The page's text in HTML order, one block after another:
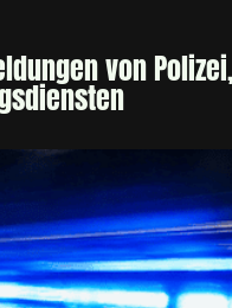
von